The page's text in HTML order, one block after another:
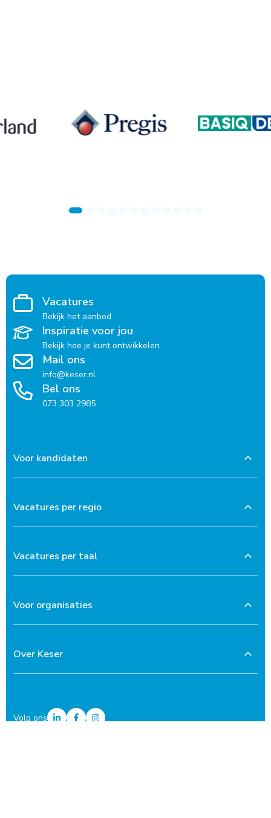
Vacatures
Bekijk het aanbod
Inspiratie voor jou
Bekijk hoe je kunt ontwikkelen
Mail ons
info@keser.nl
Bel ons
073 303 2985
Voor kandidaten
Vacatures per regio
Vacatures per taal
Voor organisaties
Over Keser
Volg ons